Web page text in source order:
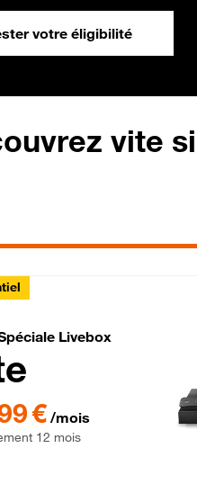
votre éligibilité
vite
Spéciale
Livebox
par mois , Engagement 12 mois
€ /mois
12 mois